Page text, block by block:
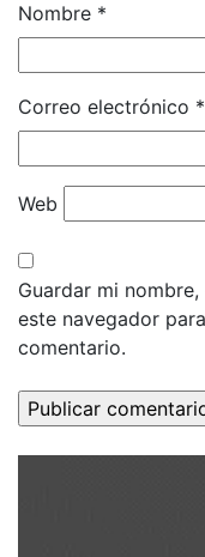
Nombre *
Correo electrónico *
Web
Guardar mi
este navegador
comentario.